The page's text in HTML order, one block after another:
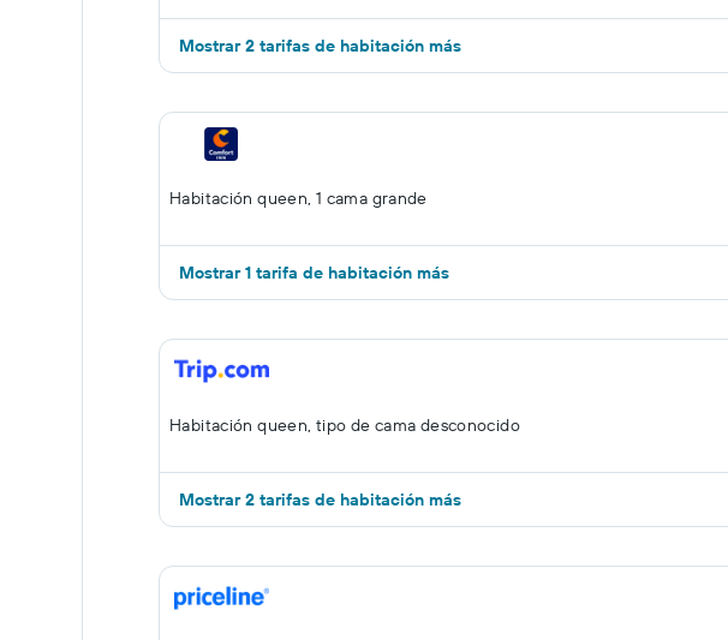
Mostrar 2 tarifas de habitación más
Habitación queen, 1 cama grande
Mostrar 1 tarifa de habitación más
Habitación queen, tipo de cama desconocido
Mostrar 2 tarifas de habitación más